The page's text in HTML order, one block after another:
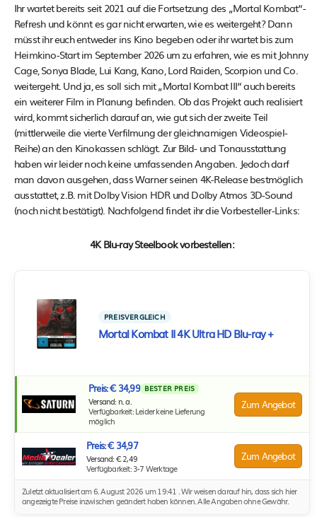
Ihr wartet bereits seit 2021 auf die Fortsetzung des „Mortal Kombat“-
Refresh und könnt es gar nicht erwarten, wie es weitergeht? Dann
müsst ihr euch entweder ins Kino begeben oder ihr wartet bis zum
Heimkino-Start im September 2026 um zu erfahren, wie es mit Johnny
Cage, Sonya Blade, Lui Kang, Kano, Lord Raiden, Scorpion und Co.
weitergeht. Und ja, es soll sich mit „Mortal Kombat III“ auch bereits
ein weiterer Film in Planung befinden. Ob das Projekt auch realisiert
wird, kommt sicherlich darauf an, wie gut sich der zweite Teil
(mittlerweile die vierte Verfilmung der gleichnamigen Videospiel-
Reihe) an den Kinokassen schlägt. Zur Bild- und Tonausstattung
haben wir leider noch keine umfassenden Angaben. Jedoch darf
man davon ausgehen, dass Warner seinen 4K-Release bestmöglich
ausstattet, z.B. mit Dolby Vision HDR und Dolby Atmos 3D-Sound
(noch nicht bestätigt). Nachfolgend findet ihr die Vorbesteller-Links:
4K Blu-ray Steelbook vorbestellen:
PREISVERGLEICH
Mortal Kombat II 4K Ultra HD Blu-ray +
Preis: € 34,99 BESTER PREIS
Versand: n. a.
Verfügbarkeit: Leider keine Lieferung
möglich
Zum Angebot
Preis: € 34,97
Versand: € 2,49
Verfügbarkeit: 3-7 Werktage
Zum Angebot
Zuletzt aktualisiert am 6. August 2026 um 19:41 . Wir weisen darauf hin, dass sich hier
angezeigte Preise inzwischen geändert haben können. Alle Angaben ohne Gewähr.